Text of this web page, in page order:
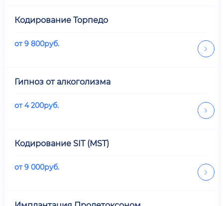
Кодирование Торпедо
от9 800руб.
Гипноз от алкоголизма
от4 200руб.
Кодирование SIT (MST)
от9 000руб.